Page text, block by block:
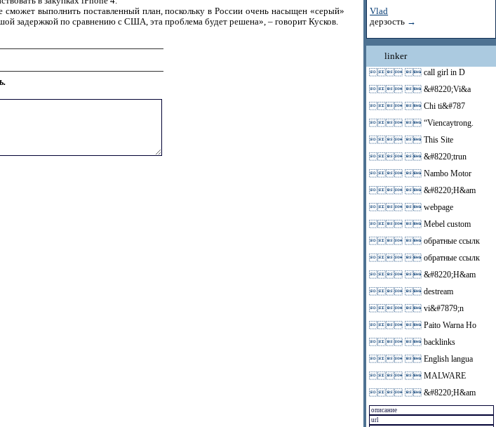
выполнить поставленный план, поскольку в России очень насыщен «серый»
задержкой по сравнению с США, эта проблема будет решена», – говорит Кусков.
Vlad
дерзость →
linker
  call girl in D
  &#8220;Vi&a
  Chi ti&#787
  “Viencaytrong.
  This Site
  &#8220;trun
  Nambo Motor
  &#8220;H&am
  webpage
  Mebel custom
  обратные ссылк
  обратные ссылк
  &#8220;H&am
  destream
  vi&#7879;n
  Paito Warna Ho
  backlinks
  English langua
  MALWARE
  &#8220;H&am